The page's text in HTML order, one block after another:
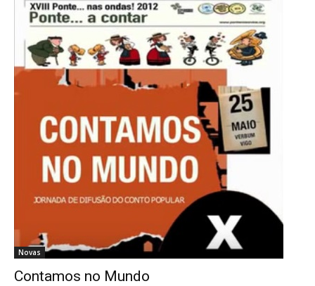
Novas
Contamos no Mundo